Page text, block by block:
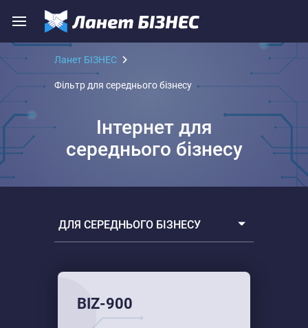
Ланет БІЗНЕС
Фільтр для середнього бізнесу
Інтернет для
середнього бізнесу
ДЛЯ СЕРЕДНЬОГО БІЗНЕСУ
BIZ-900